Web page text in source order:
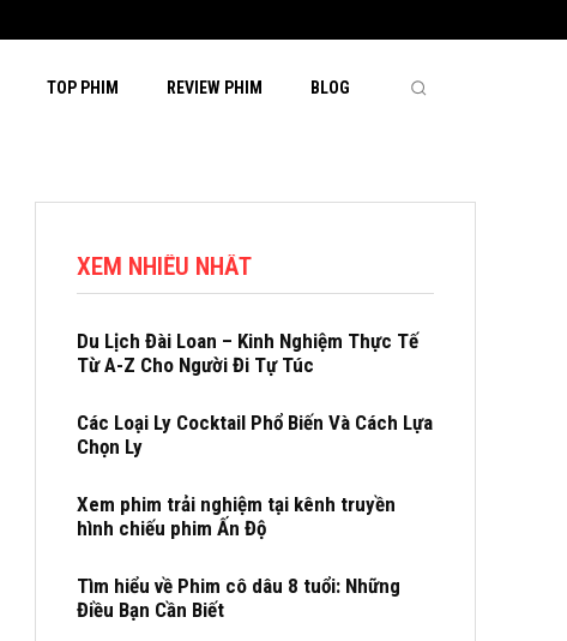
TOP PHIM REVIEW PHIM BLOG
XEM NHIỀU NHẤT
Du Lịch Đài Loan – Kinh Nghiệm Thực Tế
Từ A-Z Cho Người Đi Tự Túc
Các Loại Ly Cocktail Phổ Biến Và Cách Lựa
Chọn Ly
Xem phim trải nghiệm tại kênh truyền
hình chiếu phim Ấn Độ
Tìm hiểu về Phim cô dâu 8 tuổi: Những
Điều Bạn Cần Biết